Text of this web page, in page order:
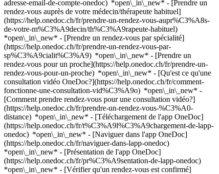
adresse-email-de-compte-onedoc) *open\_in\_new* - [Prendre un
rendez-vous auprès de votre médecin/thérapeute habituel]
(https://help.onedoc.ch/fr/prendre-un-rendez-vous-aupr%C3%A8s-
de-votre-m%C3%A9decin/th%C3%A9rapeute-habituel)
*open\_in\_new* - [Prendre un rendez-vous par spécialité]
(https://help.onedoc.ch/fr/prendre-un-rendez-vous-par-
sp%C3%A9cialit%C3%A9) *open\_in\_new* - [Prendre un
rendez-vous pour un proche](https://help.onedoc.ch/fr/prendre-un-
rendez-vous-pour-un-proche) *open\_in\_new* - [Qu'est ce qu'une
consultation vidéo OneDoc?](https://help.onedoc.ch/fr/comment-
fonctionne-une-consultation-vid%C3%A9o) *open\_in\_new* -
[Comment prendre rendez-vous pour une consultation vidéo?]
(https://help.onedoc.ch/fr/prendre-un-rendez-vous-%C3%A0-
distance) *open\_in\_new* - [Téléchargement de l'app OneDoc]
(https://help.onedoc.ch/fr/t%C3%A9l%C3%A9chargement-de-lapp-
onedoc) *open\_in\_new* - [Naviguer dans l'app OneDoc]
(https://help.onedoc.ch/fr/naviguer-dans-lapp-onedoc)
*open\_in\_new* - [Présentation de l'app OneDoc]
(https://help.onedoc.ch/fr/pr%C3%A9sentation-de-lapp-onedoc)
*open\_in\_new* - [Vérifier qu'un rendez-vous est confirmé](https://help.onedoc.ch/fr/v%C3%A9rifier-quun-rendez-vous-est-confirm%C3%A9) *open\_in\_new* - [Annuler un rendez-vous pris en ligne sur OneDoc](https://help.onedoc.ch/fr/annuler-un-rendez-vous-pris-en-ligne-sur-onedoc) *open\_in\_new* - [Je ne reçois pas de confirmation de rendez-vous](https://help.onedoc.ch/fr/je-ne-re%C3%A7ois-pas-de-confirmation-de-rendez-vous) *open\_in\_new* [Voir tous nos articles *open\_in\_new*](https://help.onedoc.ch/fr/) close ## Modifier votre recherche ![Maison avec un signe plus annonçant qu’une consultation peut être effectuée sur place](https://www.onedoc.ch/assets/images/icons/on-site.svg) Sur place ![Caméra avec un symbole lecture annonçant qu’une consultation peut être effectuée à distance en vidéo](https://www.onedoc.ch/assets/images/icons/remote.svg) À distance Rechercher #### Spécialités #### Praticiens #### Établissements edit Dépistage infection urinaire à Genève tune Filtrer par Nouveaux patients*keyboard\_arrow\_down* - Acceptés*check\_circle* Langue parlée*keyboard\_arrow\_down* - Allemand*check\_circle* - Anglais*check\_circle* - Arabe*check\_circle* - Espagnol*check\_circle* - Français*check\_circle* - Italien*check\_circle* - Portugais*check\_circle* Sexe*keyboard\_arrow\_down* - Femme*check\_circle* - Homme*check\_circle* Réseau*keyboard\_arrow\_down* - REMED*check\_circle* - mediX*check\_circle* - Réseau Delta*check\_circle* Disponibilité*keyboard\_arrow\_down* - Disponible aujourdhui*check\_circle* - Dans les 3 prochains jours*check\_circle* - Dans les 7 prochains jours*check\_circle* - Dans les 14 prochains jours*check\_circle* # __Dépistage infection urinaire__ à __Genève__: prenez rendez-vous en ligne aujourd'hui ## 11 résultats à Genève [![Dr. Jean-Michel Rouffilange, urologue à Genève](https://www.onedoc.ch/assets/images/male.png "Dr. Jean-Michel Rouffilange, urologue à Genève")](https://www.onedoc.ch/fr/urologue/geneve/pcnza/dr-jean-michel-rouffilange) ### [Dr. Jean-Michel Rouffilange](https://www.onedoc.ch/fr/urologue/geneve/pcnza/dr-jean-michel-rouffilange) [Urologue](https://www.onedoc.ch/fr/urologue/geneve) [Centre médical Carteret](https://www.onedoc.ch/fr/cabinet-medical/geneve/e63y/centre-medical-carteret) Rue Antoine-Carteret 6 1202 Genève ![Icône patient avec un signe plus annonçant que le professionnel accepte de nouveaux patients](https://www.onedoc.ch/assets/images/icons/new-patients.svg)Accepte les nouveaux patients [Réserver un RDV](https://www.onedoc.ch/fr/urologue/geneve/pcnza/dr-jean-michel-rouffilange) Expertises: Dépistage infection urinaire, [Calculs rénaux](https://www.onedoc.ch/fr/calculs-renaux/geneve), [Cancer de la prostate](https://www.onedoc.ch/fr/cancer-de-la-prostate/geneve), [Biopsie prostatique](https://www.onedoc.ch/fr/biopsie-prostatique/geneve), [Hyperplasie bénigne de la prostate (HBP) | Hypertrophie de la prostate](https://www.onedoc.ch/fr/hyperplasie-benigne-de-la-prostate-hbp-hypertrophie-de-la-prostate/geneve), [Incontinence urinaire](https://www.onedoc.ch/fr/incontinence-urinaire/geneve), [Troubles de l’érection | Impuissance](https://www.onedoc.ch/fr/troubles-de-l-erection-impuissance/geneve)Voir plus *chevron\_left* lun. 03 août *chevron\_right* Voir plus de rendez-vous *error\_outline* Une erreur s'est produite lors du chargement des disponibilités [Réessayer](https://www.onedoc.ch) Expertises: Dépistage infection urinaire, [Calculs rénaux](https://www.onedoc.ch/fr/calculs-renaux/geneve), [Cancer de la prostate](https://www.onedoc.ch/fr/cancer-de-la-prostate/geneve), [Biopsie prostatique](https://www.onedoc.ch/fr/biopsie-prostatique/geneve), [Hyperplasie bénigne de la prostate (HBP) | Hypertrophie de la prostate](https://www.onedoc.ch/fr/hyperplasie-benigne-de-la-prostate-hbp-hypertrophie-de-la-prostate/geneve), [Incontinence urinaire](https://www.onedoc.ch/fr/incontinence-urinaire/geneve), [Troubles de l’érection | Impuissance](https://www.onedoc.ch/fr/troubles-de-l-erection-impuissance/geneve)Voir plus [![Dr. Alain Bitton, urologue à Genève](https://assets.onedoc.ch/images/users/5c039407595f28a007a2f93af729c67c24f739d31af37880c16fce3565e74187-small.jpg "Dr. Alain Bitton, urologue à Genève")](https://www.onedoc.ch/fr/urologue/geneve/pcuqx/dr-alain-bitton) ### [Dr. Alain Bitton](https://www.onedoc.ch/fr/urologue/geneve/pcuqx/dr-alain-bitton) ![Badge indiquant un profil vérifié](https://www.onedoc.ch/assets/images/icons/checkmark.svg) [Urologue](https://www.onedoc.ch/fr/urologue/geneve) [Centre AGeIR (Centre commercial de Balexert)](https://www.onedoc.ch/fr/cabinet-medical/geneve/ebbfc/centre-ageir-centre-commercial-de-balexert) Avenue Louis-Casaï 27 1209 Genève ![Icône patient avec un signe plus annonçant que le professionnel accepte de nouveaux patients](https://www.onedoc.ch/assets/images/icons/new-patients.svg)Accepte les nouveaux patients [Réserver un RDV](https://www.onedoc.ch/fr/urologue/geneve/pcuqx/dr-alain-bitton) Expertises: Dépistage infection urinaire, [Biopsie prostatique](https://www.onedoc.ch/fr/biopsie-prostatique/geneve), [Biopsie testiculaire](https://www.onedoc.ch/fr/biopsie-testiculaire/geneve), [Calculs rénaux](https://www.onedoc.ch/fr/calculs-renaux/geneve), [Cancer de la prostate](https://www.onedoc.ch/fr/cancer-de-la-prostate/geneve), [Cancer de la vessie](https://www.onedoc.ch/fr/cancer-de-la-vessie/geneve), [Hyperplasie bénigne de la prostate (HBP) | Hypertrophie de la prostate](https://www.onedoc.ch/fr/hyperplasie-benigne-de-la-prostate-hbp-hypertrophie-de-la-prostate/geneve), [Incontinence urinaire](https://www.onedoc.ch/fr/incontinence-urinaire/geneve), [Circoncision](https://www.onedoc.ch/fr/circoncision/geneve), [Troubles de l’érection | Impuissance](https://www.onedoc.ch/fr/troubles-de-l-erection-impuissance/geneve)Voir plus *chevron\_left* lun. 03 août *chevron\_right* Voir plus de rendez-vous *error\_outline* Une erreur s'est produite lors du chargement des disponibilités [Réessayer](https://www.onedoc.ch) Expertises: Dépistage infection urinaire, [Biopsie prostatique](https://www.onedoc.ch/fr/biopsie-prostatique/geneve), [Biopsie testiculaire](https://www.onedoc.ch/fr/biopsie-testiculaire/geneve), [Calculs rénaux](https://www.onedoc.ch/fr/calculs-renaux/geneve), [Cancer de la prostate](https://www.onedoc.ch/fr/cancer-de-la-prostate/geneve), [Cancer de la vessie](https://www.onedoc.ch/fr/cancer-de-la-vessie/geneve), [Hyperplasie bénigne de la prostate (HBP) | Hypertrophie de la prostate](https://www.onedoc.ch/fr/hyperplasie-benigne-de-la-prostate-hbp-hypertrophie-de-la-prostate/geneve), [Incontinence urinaire](https://www.onedoc.ch/fr/incontinence-urinaire/geneve), [Circoncision](https://www.onedoc.ch/fr/circoncision/geneve), [Troubles de l’érection | Impuissance](https://www.onedoc.ch/fr/troubles-de-l-erection-impuissance/geneve)Voir plus [![Dr. Jean-Michel Rouffilange, urologue à Genève](https://assets.onedoc.ch/images/users/e4601d3c80df7c6aec05f9b068d22b8ecc24dae9514270d4d246e75d69add9c1-small.jpg "Dr. Jean-Michel Rouffilange, urologue à Genève")](https://www.onedoc.ch/fr/urologue/geneve/pcord/dr-jean-michel-rouffilange) ### [Dr. Jean-Michel Rouffilange](https://www.onedoc.ch/fr/urologue/geneve/pcord/dr-jean-michel-rouffilange) ![Badge indiquant un profil vérifié](https://www.onedoc.ch/assets/images/icons/checkmark.svg) [Urologue](https://www.onedoc.ch/fr/urologue/geneve) Cabinet du Dr. Rouffilange Rue Firmin-Massot 2 1206 Genève ![Icône patient avec un signe plus annonçant que le professionnel accepte de nouveaux patients](https://www.onedoc.ch/assets/images/icons/new-patients.svg)Accepte les nouveaux patients [Réserver un RDV](https://www.onedoc.ch/fr/urologue/geneve/pcord/dr-jean-michel-rouffilange) Expertises: Dépistage infection urinaire, [Calculs rénaux](https://www.onedoc.ch/fr/calculs-renaux/geneve), [Cancer de la prostate](https://www.onedoc.ch/fr/cancer-de-la-prostate/geneve), [Biopsie prostatique](https://www.onedoc.ch/fr/biopsie-prostatique/geneve), [Incontinence urinaire](https://www.onedoc.ch/fr/incontinence-urinaire/geneve), [Hyperplasie bénigne de la prostate (HBP) | Hypertrophie de la prostate](https://www.onedoc.ch/fr/hyperplasie-benigne-de-la-prostate-hbp-hypertrophie-de-la-prostate/geneve), [Troubles de l’érection | Impuissance](https://www.onedoc.ch/fr/troubles-de-l-erection-impuissance/geneve)Voir plus *chevron\_left* lun. 03 août *chevron\_right* Voir plus de rendez-vous *error\_outline* Une erreur s'est produite lors du chargement des disponibilités [Réessayer](https://www.onedoc.ch) Expertises: Dépistage infection urinaire, [Calculs rénaux](https://www.onedoc.ch/fr/calculs-renaux/geneve), [Cancer de la prostate](https://www.onedoc.ch/fr/cancer-de-la-prostate/geneve), [Biopsie prostatique](https://www.onedoc.ch/fr/biopsie-prostatique/geneve), [Incontinence urinaire](https://www.onedoc.ch/fr/incontinence-urinaire/geneve), [Hyperplasie bénigne de la prostate (HBP) | Hypertrophie de la prostate](https://www.onedoc.ch/fr/hyperplasie-benigne-de-la-prostate-hbp-hypertrophie-de-la-prostate/geneve), [Troubles de l’érection | Impuissance](https://www.onedoc.ch/fr/troubles-de-l-erection-impuissance/geneve)Voir plus [![Dr. Dylan Vitali, médecin assistant en médecine interne générale à Genève](https://assets.onedoc.ch/images/users/1083e49f3dd10c807a6b495b77f873bc8ae72676e2940b15da56fd1af95d874e-small.jpg "Dr. Dylan Vitali, médecin assistant en médecine interne générale à Genève")](https://www.onedoc.ch/fr/specialiste-en-medecine-interne-generale/geneve/pcwz2/dr-dylan-vitali) ### [Dr. Dylan Vitali](https://www.onedoc.ch/fr/specialiste-en-medecine-interne-generale/geneve/pcwz2/dr-dylan-vitali) ![Badge indiquant un profil vérifié](https://www.onedoc.ch/assets/images/icons/checkmark.svg) [Médecin assistant en médecine interne générale](https://www.onedoc.ch/fr/specialiste-en-medecine-interne-generale/geneve) [Centre Médical Montbril